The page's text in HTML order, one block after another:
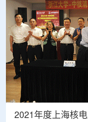
2021年度上海核